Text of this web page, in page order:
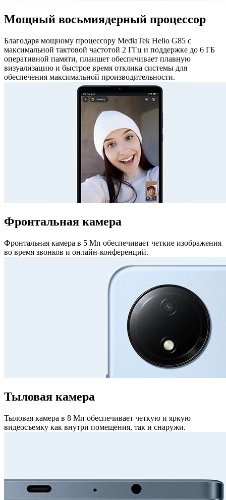
Мощный восьмиядерный процессор
Благодаря мощному процессору MediaTek Helio G85 с
максимальной тактовой частотой 2 ГГц и поддержке до 6 ГБ
оперативной памяти, планшет обеспечивает плавную
визуализацию и быстрое время отклика системы для
обеспечения максимальной производительности.
Фронтальная камера
Фронтальная камера в 5 Мп обеспечивает четкие изображения
во время звонков и онлайн-конференций.
Тыловая камера
Тыловая камера в 8 Мп обеспечивает четкую и яркую
видеосъемку как внутри помещения, так и снаружи.